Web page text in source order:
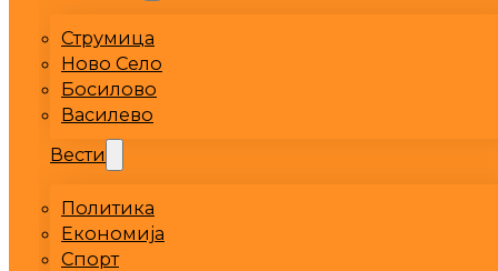
Струмица
Ново Село
Босилово
Василево
Вести
Политика
Економија
Спорт